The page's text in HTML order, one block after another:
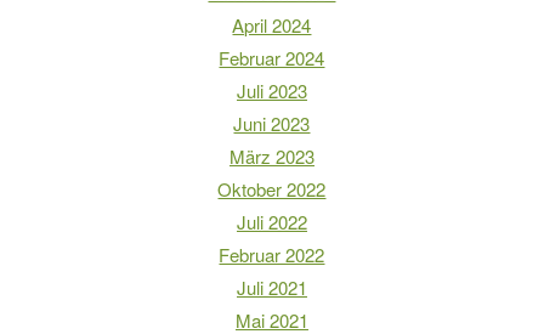
April 2024
Februar 2024
Juli 2023
Juni 2023
März 2023
Oktober 2022
Juli 2022
Februar 2022
Juli 2021
Mai 2021